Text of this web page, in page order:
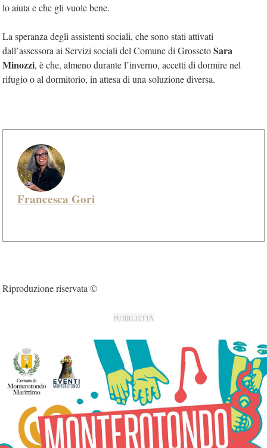
lo aiuta e che gli vuole bene.
La speranza degli assistenti sociali, che sono stati attivati
dall’assessora ai Servizi sociali del Comune di GrossetoSara
Minozzi, è che, almeno durante l’inverno, accetti di dormire nel
rifugio o al dormitorio, in attesa di una soluzione diversa.
Francesca Gori
Riproduzione riservata ©
PUBBLICITÀ